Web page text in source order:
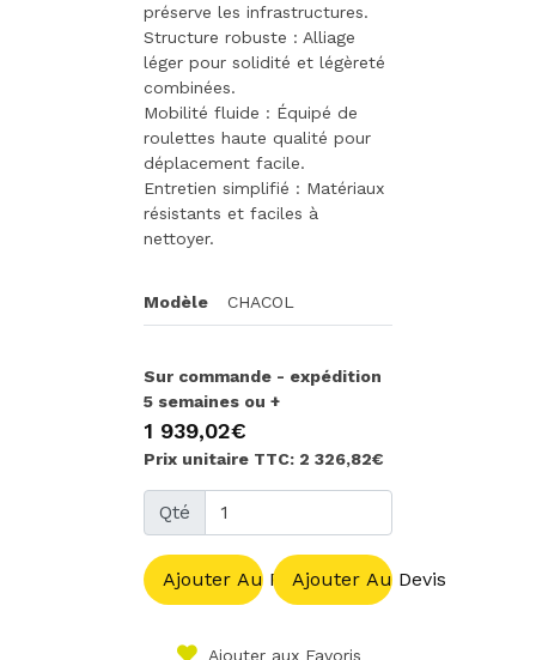
préserve les infrastructures.
Structure robuste : Alliage
léger pour solidité et légèreté
combinées.
Mobilité fluide : Équipé de
roulettes haute qualité pour
déplacement facile.
Entretien simplifié : Matériaux
résistants et faciles à
nettoyer.
Modèle CHACOL
Sur commande - expédition
5 semaines ou +
1 939,02€
Prix unitaire TTC: 2 326,82€
Qté
Ajouter Au PanierAjouter Au Devis
Ajouter aux Favoris